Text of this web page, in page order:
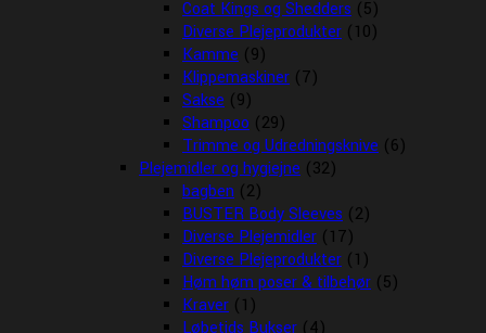
Coat Kings og Shedders (5)
Diverse Plejeprodukter (10)
Kamme (9)
Klippemaskiner (7)
Sakse (9)
Shampoo (29)
Trimme og Udredningsknive (6)
Plejemidler og hygiejne (32)
bagben (2)
BUSTER Body Sleeves (2)
Diverse Plejemidler (17)
Diverse Plejeprodukter (1)
Høm høm poser & tilbehør (5)
Kraver (1)
Løbetids Bukser (4)